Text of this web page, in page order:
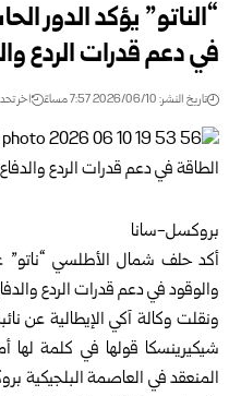
“الناتو” يؤكد الدور
في دعم قدرات الردع
تاريخ النشر: 2026/06/10 7:57 مساءً اخر تحديث: 2026/
بروكسل-سانا
أكد حلف شمال الأطلسي “ناتو”
والوقود في دعم قدرات الردع
ونقلت وكالة آكي الإيطالية عن
المنعقد في العاصمة البلجيكية